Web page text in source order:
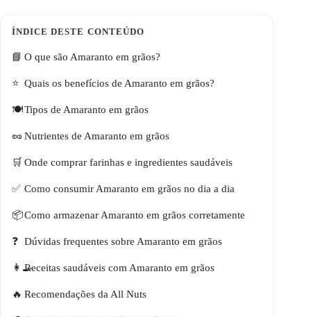
O que são Amaranto em grãos?
Quais os benefícios de Amaranto em grãos?
Tipos de Amaranto em grãos
Nutrientes de Amaranto em grãos
Onde comprar farinhas e ingredientes saudáveis
Como consumir Amaranto em grãos no dia a dia
Como armazenar Amaranto em grãos corretamente
Dúvidas frequentes sobre Amaranto em grãos
Receitas saudáveis com Amaranto em grãos
Recomendações da All Nuts